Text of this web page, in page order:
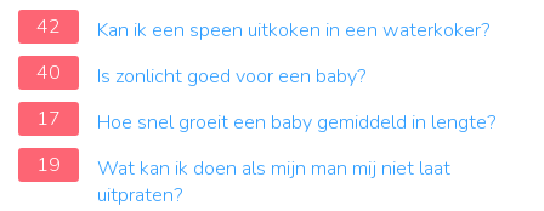
42
Kan ik een speen uitkoken in een waterkoker?
40
Is zonlicht goed voor een baby?
17
Hoe snel groeit een baby gemiddeld in lengte?
19
Wat kan ik doen als mijn man mij niet laat
uitpraten?